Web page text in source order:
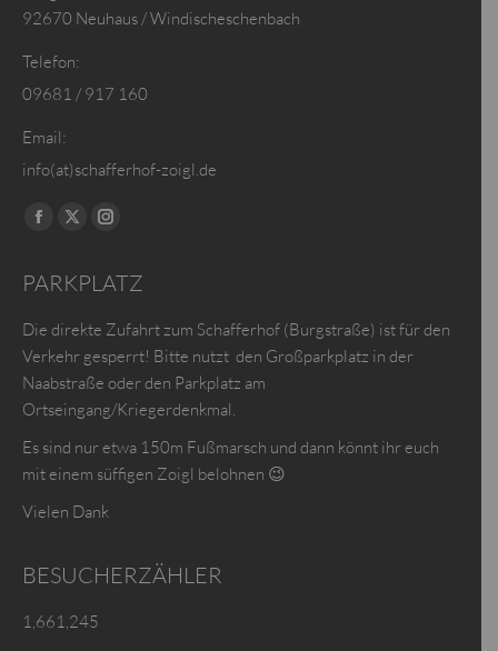
92670 Neuhaus / Windischeschenbach
Telefon:
09681 / 917 160
Email:
info(at)schafferhof-zoigl.de
Finden Sie uns auf:
Facebook
opens
new
window
X
opens
window
Instagram
opens
window
PARKPLATZ
Die direkte Zufahrt zum Schafferhof (Burgstraße) ist für den
Verkehr gesperrt! Bitte nutzt den Großparkplatz in der
Naabstraße oder den Parkplatz am
Ortseingang/Kriegerdenkmal.
Es sind nur etwa 150m Fußmarsch und dann könnt ihr euch
mit einem süffigen Zoigl belohnen 😉
Vielen Dank
BESUCHERZÄHLER
1,661,245